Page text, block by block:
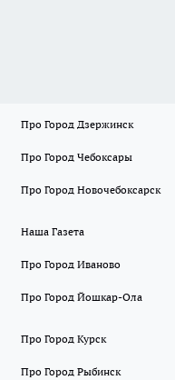
Про Город Дзержинск
Про Город Чебоксары
Про Город Новочебоксарск
Наша Газета
Про Город Иваново
Про Город Йошкар-Ола
Про Город Курск
Про Город Рыбинск